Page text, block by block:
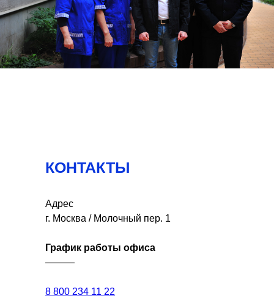
КОНТАКТЫ
Адрес
г. Москва / Молочный пер. 1
График работы офиса
———
8 800 234 11 22